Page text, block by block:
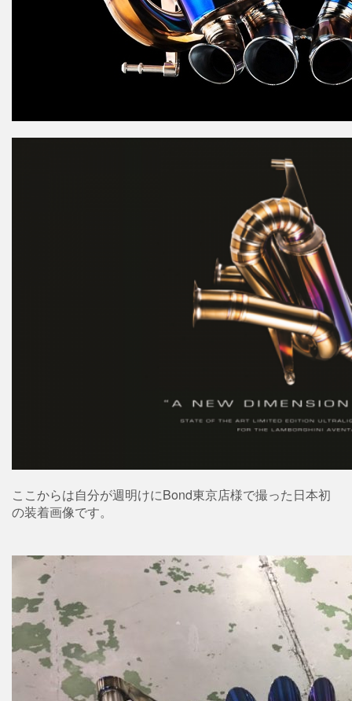
ここからは自分が週明けにBond東京店様で撮った日本初
の装着画像です。